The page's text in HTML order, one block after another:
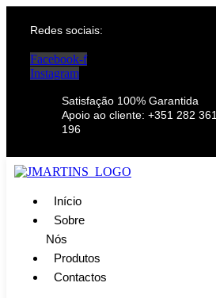
Redes sociais:
Facebook-f
Instagram
Satisfação 100% Garantida
Apoio ao cliente: +351 282 361
196
Início
Sobre
Nós
Produtos
Contactos